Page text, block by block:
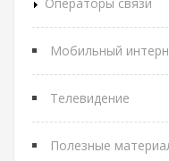
Мобильный
Телевидение
Полезные